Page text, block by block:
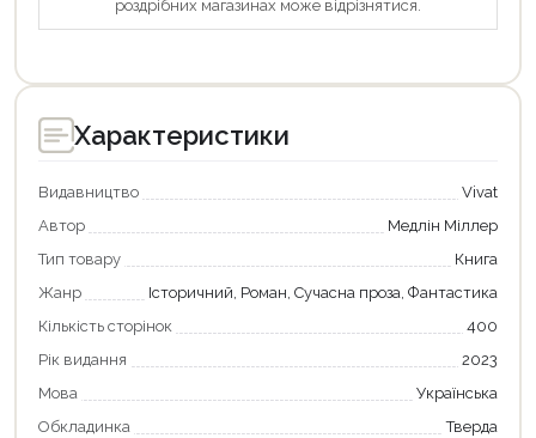
роздрібних магазинах може відрізнятися.
Характеристики
Видавництво
Vivat
Автор
Медлін Міллер
Тип товару
Книга
Жанр
Історичний, Роман, Сучасна проза, Фантастика
Кількість сторінок
400
Рік видання
2023
Мова
Українська
Обкладинка
Тверда